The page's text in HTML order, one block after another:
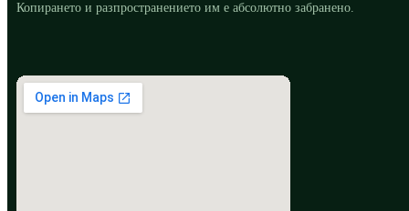
Копирането и разпространението им е абсолютно забранено.